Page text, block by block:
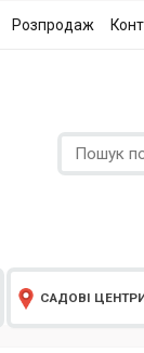
Розпродаж
САДОВІ